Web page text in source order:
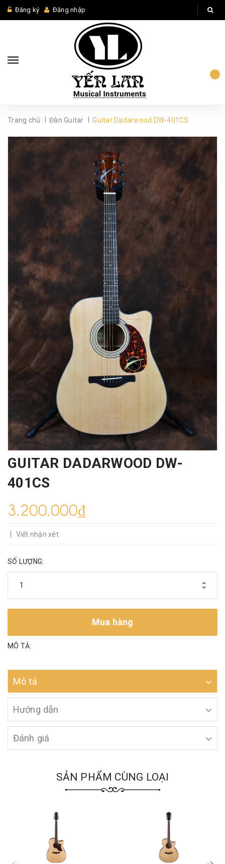
Đăng ký Đăng nhập
Trang chủ Đàn Guitar Guitar Dadarwood DW-401CS
GUITAR DADARWOOD DW-
401CS
3.200.000₫
Viết nhận xét
SỐ LƯỢNG:
Mua hàng
MÔ TẢ:
Mô tả
Hướng dẫn
Đánh giá
SẢN PHẨM CÙNG LOẠI